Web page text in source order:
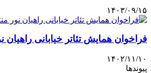
۱۴۰۳/۰۹/۱۵
فراخوان همایش تئاتر خیابانی
۱۴۰۲/۱۱/۱۰
پیوندها